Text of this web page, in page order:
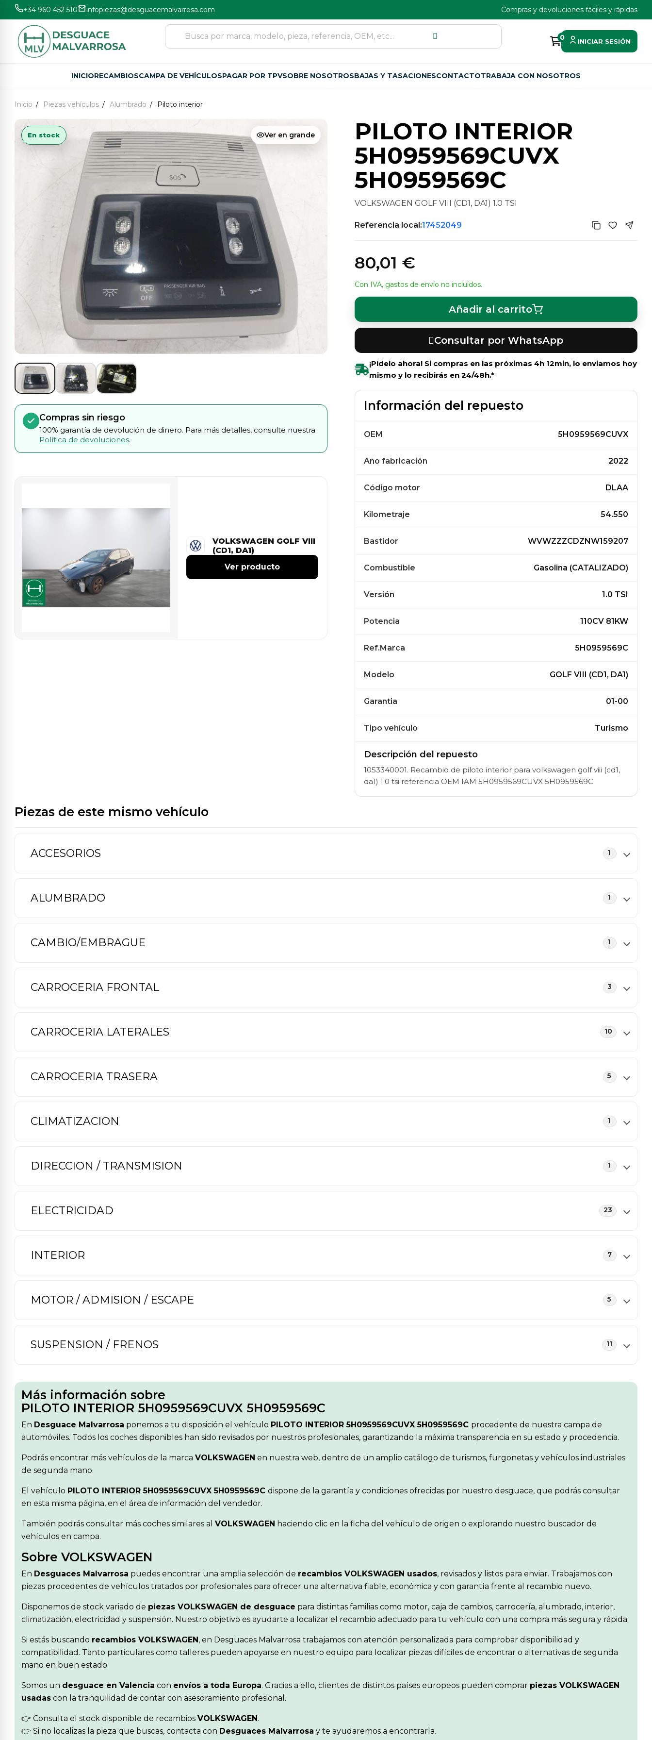
+34 960 452 510 infopiezas@desguacemalvarrosa.com Compras y devoluciones fáciles y rápidas
0 INICIAR SESIÓN
INICIORECAMBIOSCAMPA DE VEHÍCULOSPAGAR POR TPVSOBRE NOSOTROSBAJAS Y TASACIONESCONTACTOTRABAJA CON NOSOTROS
Inicio Piezas vehículos Alumbrado Piloto interior
Ver en grande
En stock
Compras sin riesgo
100% garantía de devolución de dinero. Para más detalles, consulte nuestra
Política de devoluciones.
VOLKSWAGEN GOLF VIII
(CD1, DA1)
Ver producto
PILOTO INTERIOR
5H0959569CUVX
5H0959569C
VOLKSWAGEN GOLF VIII (CD1, DA1) 1.0 TSI
Referencia local:17452049
80,01 €
Con IVA, gastos de envío no incluídos.
Añadir al carrito
Consultar por WhatsApp
¡Pídelo ahora! Si compras en las próximas 4h 12min, lo enviamos hoy
mismo y lo recibirás en 24/48h.*
Información del repuesto
OEM 5H0959569CUVX
Año fabricación 2022
Código motor DLAA
Kilometraje 54.550
Bastidor WVWZZZCDZNW159207
Combustible Gasolina (CATALIZADO)
Versión 1.0 TSI
Potencia 110CV 81KW
Ref.Marca 5H0959569C
Modelo GOLF VIII (CD1, DA1)
Garantia 01-00
Tipo vehículo Turismo
Descripción del repuesto
1053340001. Recambio de piloto interior para volkswagen golf viii (cd1,
da1) 1.0 tsi referencia OEM IAM 5H0959569CUVX 5H0959569C
Piezas de este mismo vehículo
ACCESORIOS 1
ALUMBRADO 1
CAMBIO/EMBRAGUE 1
CARROCERIA FRONTAL 3
CARROCERIA LATERALES 10
CARROCERIA TRASERA 5
CLIMATIZACION 1
DIRECCION / TRANSMISION 1
ELECTRICIDAD 23
INTERIOR 7
MOTOR / ADMISION / ESCAPE 5
SUSPENSION / FRENOS 11
Más información sobre
PILOTO INTERIOR 5H0959569CUVX 5H0959569C
En Desguace Malvarrosa ponemos a tu disposición el vehículo PILOTO INTERIOR 5H0959569CUVX 5H0959569C procedente de nuestra campa de
automóviles. Todos los coches disponibles han sido revisados por nuestros profesionales, garantizando la máxima transparencia en su estado y procedencia.
Podrás encontrar más vehículos de la marca VOLKSWAGEN en nuestra web, dentro de un amplio catálogo de turismos, furgonetas y vehículos industriales
de segunda mano.
El vehículo PILOTO INTERIOR 5H0959569CUVX 5H0959569C dispone de la garantía y condiciones ofrecidas por nuestro desguace, que podrás consultar
en esta misma página, en el área de información del vendedor.
También podrás consultar más coches similares al VOLKSWAGEN haciendo clic en la ficha del vehículo de origen o explorando nuestro buscador de
vehículos en campa.
Sobre VOLKSWAGEN
En Desguaces Malvarrosa puedes encontrar una amplia selección de recambios VOLKSWAGEN usados, revisados y listos para enviar. Trabajamos con
piezas procedentes de vehículos tratados por profesionales para ofrecer una alternativa fiable, económica y con garantía frente al recambio nuevo.
Disponemos de stock variado de piezas VOLKSWAGEN de desguace para distintas familias como motor, caja de cambios, carrocería, alumbrado, interior,
climatización, electricidad y suspensión. Nuestro objetivo es ayudarte a localizar el recambio adecuado para tu vehículo con una compra más segura y rápida.
Si estás buscando recambios VOLKSWAGEN, en Desguaces Malvarrosa trabajamos con atención personalizada para comprobar disponibilidad y
compatibilidad. Tanto particulares como talleres pueden apoyarse en nuestro equipo para localizar piezas difíciles de encontrar o alternativas de segunda
mano en buen estado.
Somos un desguace en Valencia con envíos a toda Europa. Gracias a ello, clientes de distintos países europeos pueden comprar piezas VOLKSWAGEN
usadas con la tranquilidad de contar con asesoramiento profesional.
👉 Consulta el stock disponible de recambios VOLKSWAGEN.
👉 Si no localizas la pieza que buscas, contacta con Desguaces Malvarrosa y te ayudaremos a encontrarla.